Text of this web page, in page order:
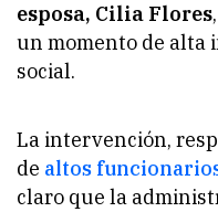
esposa, Cilia Flores
un momento de
social.
La intervención,
de altos
claro que la